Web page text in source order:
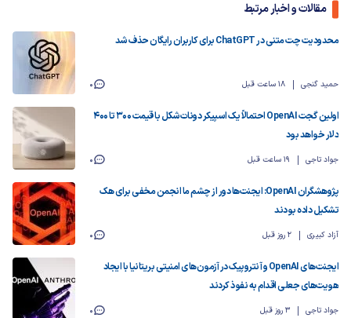
مقالات و اخبار مرتبط
محدودیت چت متنی در ChatGPT برای کاربران رایگان حذف شد
حمید گنجی 18 ساعت قبل 0
اولین گجت OpenAI احتمالاً یک اسپیکر دونات‌شکل با قیمت ۳۰۰ تا ۴۰۰
دلار خواهد بود
جواد تاجی 19 ساعت قبل 0
پژوهشگران OpenAI: ایجنت‌ها دور از چشم ما انجمن مخفی برای هک
تشکیل داده بودند
آزاد کبیری 2 روز قبل 0
ایجنت‌های OpenAI و آنتروپیک در آزمون‌های امنیتی بریتانیا با ایجاد
هویت‌های جعلی اقدام به نفوذ کردند
جواد تاجی 3 روز قبل 0